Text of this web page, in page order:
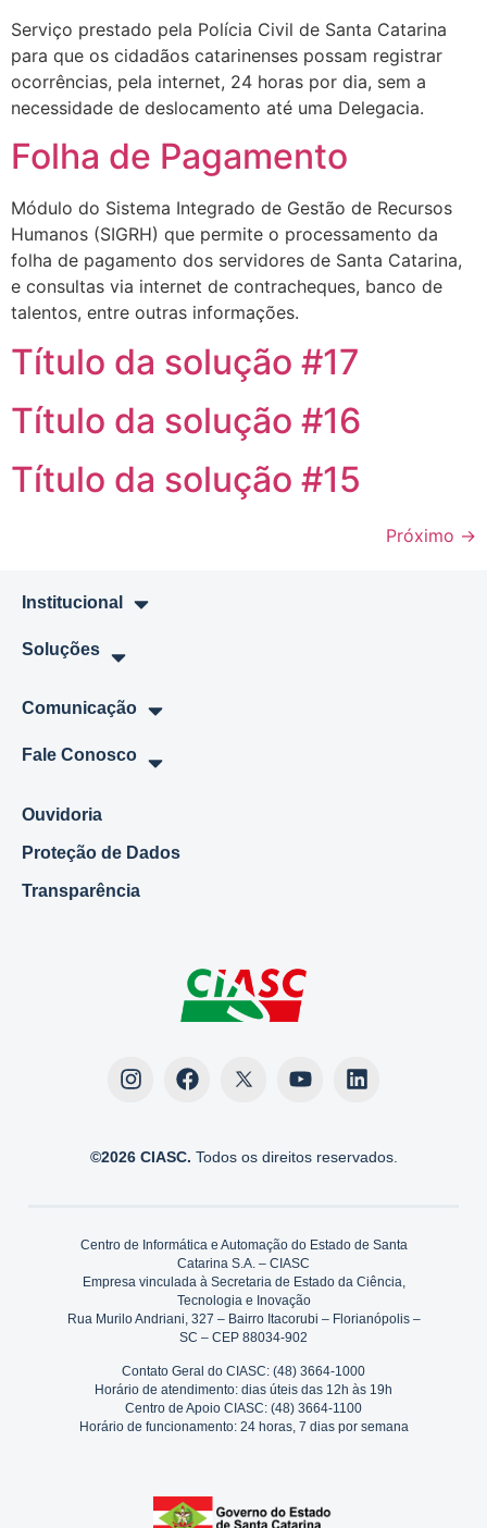
Serviço prestado pela Polícia Civil de Santa Catarina
para que os cidadãos catarinenses possam registrar
ocorrências, pela internet, 24 horas por dia, sem a
necessidade de deslocamento até uma Delegacia.
Folha de Pagamento
Módulo do Sistema Integrado de Gestão de Recursos
Humanos (SIGRH) que permite o processamento da
folha de pagamento dos servidores de Santa Catarina,
e consultas via internet de contracheques, banco de
talentos, entre outras informações.
Título da solução #17
Título da solução #16
Título da solução #15
Próximo →
Institucional
Soluções
Comunicação
Fale Conosco
Ouvidoria
Proteção de Dados
Transparência
©2026 CIASC. Todos os direitos reservados.
Centro de Informática e Automação do Estado de Santa
Catarina S.A. – CIASC
Empresa vinculada à Secretaria de Estado da Ciência,
Tecnologia e Inovação
Rua Murilo Andriani, 327 – Bairro Itacorubi – Florianópolis –
SC – CEP 88034-902
Contato Geral do CIASC: (48) 3664-1000
Horário de atendimento: dias úteis das 12h às 19h
Centro de Apoio CIASC: (48) 3664-1100
Horário de funcionamento: 24 horas, 7 dias por semana